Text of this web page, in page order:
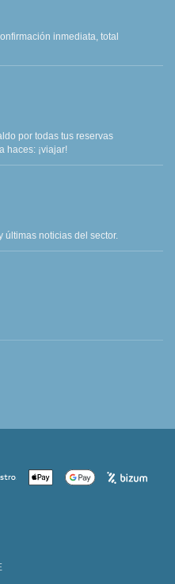
inmediata, total
por todas tus reservas
haces: ¡viajar!
últimas noticias del sector.